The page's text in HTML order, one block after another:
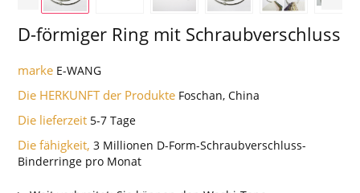
D-förmiger Ring mit Schraubverschluss
marke E-WANG
Die HERKUNFT der Produkte Foschan, China
Die lieferzeit 5-7 Tage
Die fähigkeit,3 Millionen D-Form-Schraubverschluss-
Binderringe pro Monat